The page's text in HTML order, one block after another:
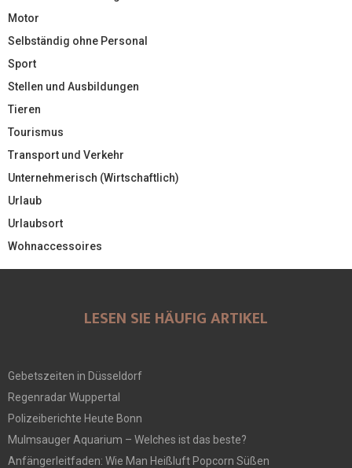
Motor
Selbständig ohne Personal
Sport
Stellen und Ausbildungen
Tieren
Tourismus
Transport und Verkehr
Unternehmerisch (Wirtschaftlich)
Urlaub
Urlaubsort
Wohnaccessoires
LESEN SIE HÄUFIG ARTIKEL
Gebetszeiten in Düsseldorf
Regenradar Wuppertal
Polizeiberichte Heute Bonn
Mulmsauger Aquarium – Welches ist das beste?
Anfängerleitfaden: Wie Man Heißluft Popcorn Süßen